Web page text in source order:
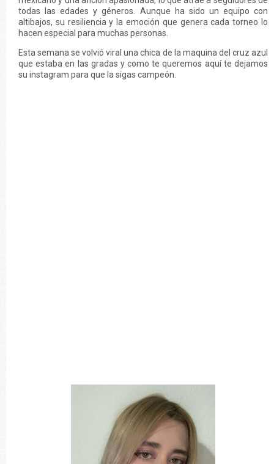
todas las edades y géneros. Aunque ha sido un equipo con
altibajos, su resiliencia y la emoción que genera cada torneo lo
hacen especial para muchas personas.
Esta semana se volvió viral una chica de la maquina del cruz azul
que estaba en las gradas y como te queremos aquí te dejamos
su instagram para que la sigas campeón.